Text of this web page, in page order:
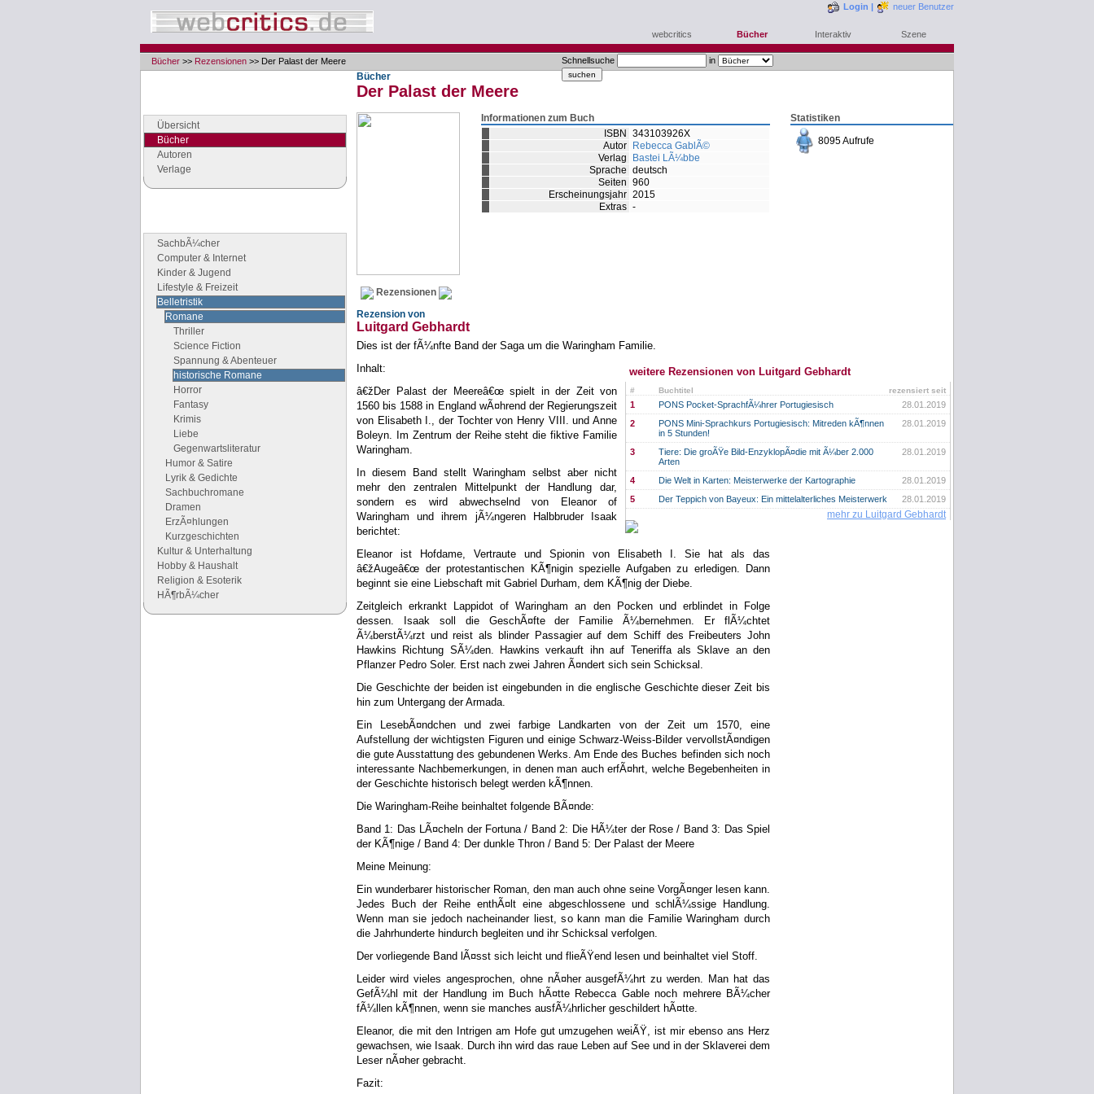
Login | neuer Benutzer
webcritics Bücher Interaktiv Szene
Schnellsuche in
Bücher >> Rezensionen >> Der Palast der Meere
Übersicht
Bücher
Autoren
Verlage
SachbÃ¼cher
Computer & Internet
Kinder & Jugend
Lifestyle & Freizeit
Belletristik
Romane
Thriller
Science Fiction
Spannung & Abenteuer
historische Romane
Horror
Fantasy
Krimis
Liebe
Gegenwartsliteratur
Humor & Satire
Lyrik & Gedichte
Sachbuchromane
Dramen
ErzÃ¤hlungen
Kurzgeschichten
Kultur & Unterhaltung
Hobby & Haushalt
Religion & Esoterik
HÃ¶rbÃ¼cher
Bücher
Der Palast der Meere
Statistiken
8095 Aufrufe
Informationen zum Buch
ISBN
343103926X
Autor
Rebecca GablÃ©
Verlag
Bastei LÃ¼bbe
Sprache deutsch
Seiten 960
Erscheinungsjahr 2015
Extras -
Rezensionen
Rezension von
Luitgard Gebhardt
Dies ist der fÃ¼nfte Band der Saga um die Waringham Familie.
weitere Rezensionen von Luitgard Gebhardt
# rezensiert seit
Buchtitel
1 28.01.2019
PONS Pocket-SprachfÃ¼hrer Portugiesisch
2
28.01.2019
PONS Mini-Sprachkurs Portugiesisch: Mitreden kÃ¶nnen
in 5 Stunden!
3
28.01.2019
Tiere: Die groÃŸe Bild-EnzyklopÃ¤die mit Ã¼ber 2.000
Arten
4
28.01.2019
Die Welt in Karten: Meisterwerke der Kartographie
5
28.01.2019
Der Teppich von Bayeux: Ein mittelalterliches Meisterwerk
mehr zu Luitgard Gebhardt
Inhalt:
â€žDer Palast der Meereâ€œ spielt in der Zeit von
1560 bis 1588 in England wÃ¤hrend der Regierungszeit
von Elisabeth I., der Tochter von Henry VIII. und Anne
Boleyn. Im Zentrum der Reihe steht die fiktive Familie
Waringham.
In diesem Band stellt Waringham selbst aber nicht
mehr den zentralen Mittelpunkt der Handlung dar,
sondern es wird abwechselnd von Eleanor of
Waringham und ihrem jÃ¼ngeren Halbbruder Isaak
berichtet:
Eleanor ist Hofdame, Vertraute und Spionin von Elisabeth I. Sie hat als das
â€žAugeâ€œ der protestantischen KÃ¶nigin spezielle Aufgaben zu erledigen. Dann
beginnt sie eine Liebschaft mit Gabriel Durham, dem KÃ¶nig der Diebe.
Zeitgleich erkrankt Lappidot of Waringham an den Pocken und erblindet in Folge
dessen. Isaak soll die GeschÃ¤fte der Familie Ã¼bernehmen. Er flÃ¼chtet
Ã¼berstÃ¼rzt und reist als blinder Passagier auf dem Schiff des Freibeuters John
Hawkins Richtung SÃ¼den. Hawkins verkauft ihn auf Teneriffa als Sklave an den
Pflanzer Pedro Soler. Erst nach zwei Jahren Ã¤ndert sich sein Schicksal.
Die Geschichte der beiden ist eingebunden in die englische Geschichte dieser Zeit bis
hin zum Untergang der Armada.
Ein LesebÃ¤ndchen und zwei farbige Landkarten von der Zeit um 1570, eine
Aufstellung der wichtigsten Figuren und einige Schwarz-Weiss-Bilder vervollstÃ¤ndigen
die gute Ausstattung des gebundenen Werks. Am Ende des Buches befinden sich noch
interessante Nachbemerkungen, in denen man auch erfÃ¤hrt, welche Begebenheiten in
der Geschichte historisch belegt werden kÃ¶nnen.
Die Waringham-Reihe beinhaltet folgende BÃ¤nde:
Band 1: Das LÃ¤cheln der Fortuna / Band 2: Die HÃ¼ter der Rose / Band 3: Das Spiel
der KÃ¶nige / Band 4: Der dunkle Thron / Band 5: Der Palast der Meere
Meine Meinung:
Ein wunderbarer historischer Roman, den man auch ohne seine VorgÃ¤nger lesen kann.
Jedes Buch der Reihe enthÃ¤lt eine abgeschlossene und schlÃ¼ssige Handlung.
Wenn man sie jedoch nacheinander liest, so kann man die Familie Waringham durch
die Jahrhunderte hindurch begleiten und ihr Schicksal verfolgen.
Der vorliegende Band lÃ¤sst sich leicht und flieÃŸend lesen und beinhaltet viel Stoff.
Leider wird vieles angesprochen, ohne nÃ¤her ausgefÃ¼hrt zu werden. Man hat das
GefÃ¼hl mit der Handlung im Buch hÃ¤tte Rebecca Gable noch mehrere BÃ¼cher
fÃ¼llen kÃ¶nnen, wenn sie manches ausfÃ¼hrlicher geschildert hÃ¤tte.
Eleanor, die mit den Intrigen am Hofe gut umzugehen weiÃŸ, ist mir ebenso ans Herz
gewachsen, wie Isaak. Durch ihn wird das raue Leben auf See und in der Sklaverei dem
Leser nÃ¤her gebracht.
Fazit: